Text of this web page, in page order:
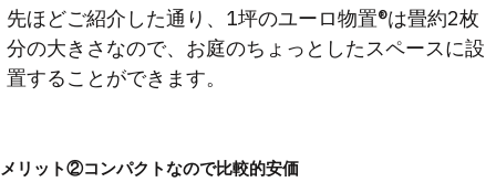
先ほどご紹介した通り、1坪のユーロ物置®は畳約2枚
分の大きさなので、お庭のちょっとしたスペースに設
置することができます。
メリット②コンパクトなので比較的安価